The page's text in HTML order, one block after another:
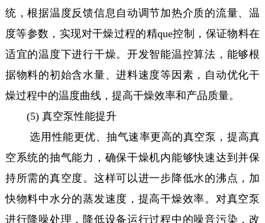
统，根据温度反馈信息自动调节加热介质的流量、温
度等参数，实现对干燥过程的精que控制，保证物料在
适宜的温度下进行干燥。开发智能温控算法，能够根
据物料的初始含水量、进料速度等因素，自动优化干
燥过程中的温度曲线，提高干燥效率和产品质量。
(5) 真空泵性能提升
选用性能更优、抽气速率更高的真空泵，提高真
空系统的抽气能力，确保干燥机内能够快速达到并保
持所需的真空度。这样可以进一步降低水的沸点，加
快物料中水分的蒸发速度，提高干燥效率。对真空泵
进行降噪处理，降低设备运行过程中的噪音污染，改